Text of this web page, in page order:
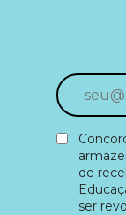
de
ser